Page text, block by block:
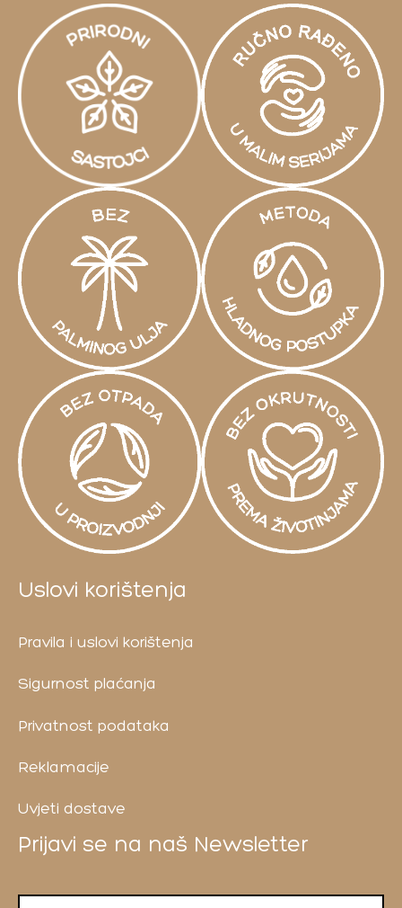
Uslovi korištenja
Pravila i uslovi korištenja
Sigurnost plaćanja
Privatnost podataka
Reklamacije
Uvjeti dostave
Prijavi se na naš Newsletter